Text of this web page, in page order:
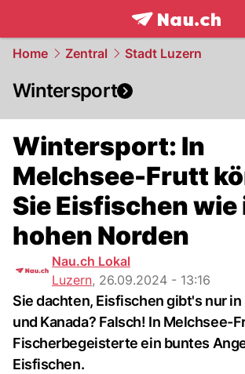
frontpage.
Home Zentral Stadt Luzern
Wintersport
Wintersport: In
Melchsee-Frutt
Sie Eisfischen wie
hohen Norden
Nau.ch Lokal
Luzern, 26.09.2024 - 13:16
Sie dachten, Eisfischen gibt's nur
und Kanada? Falsch! In Melchsee-
Fischerbegeisterte ein buntes
Eisfischen.